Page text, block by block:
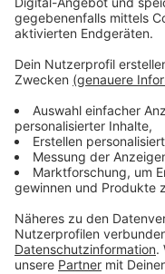
Der Mann, der in
anderen beiden
durch die Sendung
entsprechenden
Uhr im ZDF sehen.
Anzeige
Weitere
Anzeige